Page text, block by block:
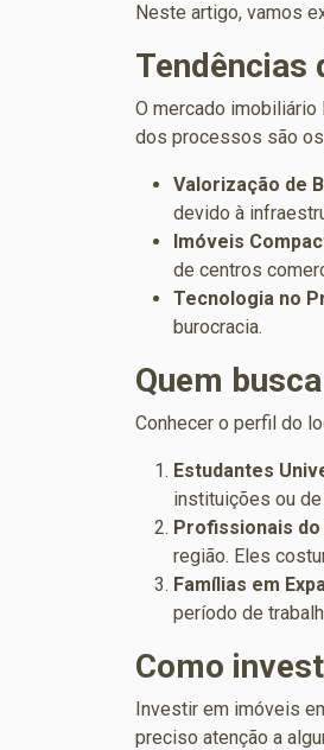
Neste artigo, vamos
Tendências
O mercado imobiliário
dos processos são
Valorização de
devido à
Imóveis
de centros
Tecnologia no
burocracia.
Quem
Conhecer o perfil do
Estudantes
instituições ou
Profissionais
região. Eles
Famílias em
período de
Como
Investir em imóveis
preciso atenção a